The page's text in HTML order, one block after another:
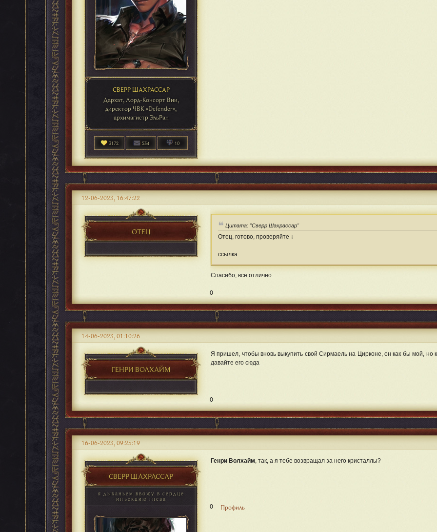
Дархат, Лорд-Консорт Вии,
директор ЧВК «Defender»,
архимагистр ЭльРан
СВЕРР ШАХРАССАР
3172 534 10
ОТЕЦ
12-06-2023, 16:47:22
Цитата: "Сверр Шахрассар"
Отец, готово, проверяйте ↓
ссылка
Спасибо, все отлично
0
ГЕНРИ ВОЛХАЙМ
14-06-2023, 01:10:26
Я пришел, чтобы вновь выкупить свой Сирмаель на Цирконе, он как бы мой, но
давайте его сюда
0
СВЕРР ШАХРАССАР
я дыханьем ввожу в сердце
инъекцию гнева
16-06-2023, 09:25:19
Генри Волхайм, так, а я тебе возвращал за него кристаллы?
0 Профиль